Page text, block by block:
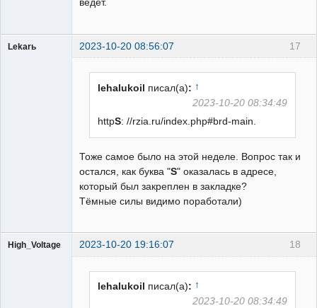
17
Lekarь 2023-10-20 08:56:07
lehalukoil писал(а): ↑
2023-10-20 08:34:49
httpS: //rzia.ru/index.php#brd-main.
Тоже самое было на этой неделе. Вопрос так и
остался, как буква "S" оказалась в адресе,
который был закреплен в закладке?
Тёмные силы видимо поработали)
18
High_Voltage 2023-10-20 19:16:07
lehalukoil писал(а): ↑
2023-10-20 08:34:49